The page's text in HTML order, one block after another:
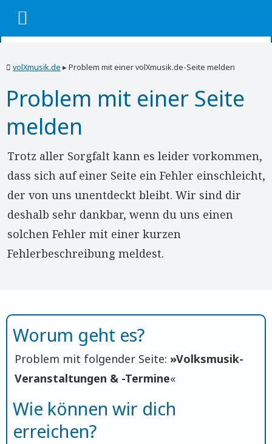
volXmusik.de ▸Problem mit einer volXmusik.de-Seite melden
Problem mit einer Seite
melden
Trotz aller Sorgfalt kann es leider vorkommen,
dass sich auf einer Seite ein Fehler einschleicht,
der von uns unentdeckt bleibt. Wir sind dir
deshalb sehr dankbar, wenn du uns einen
solchen Fehler mit einer kurzen
Fehlerbeschreibung meldest.
Worum geht es?
Problem mit folgender Seite: »Volksmusik-
Veranstaltungen & -Termine«
Wie können wir dich
erreichen?